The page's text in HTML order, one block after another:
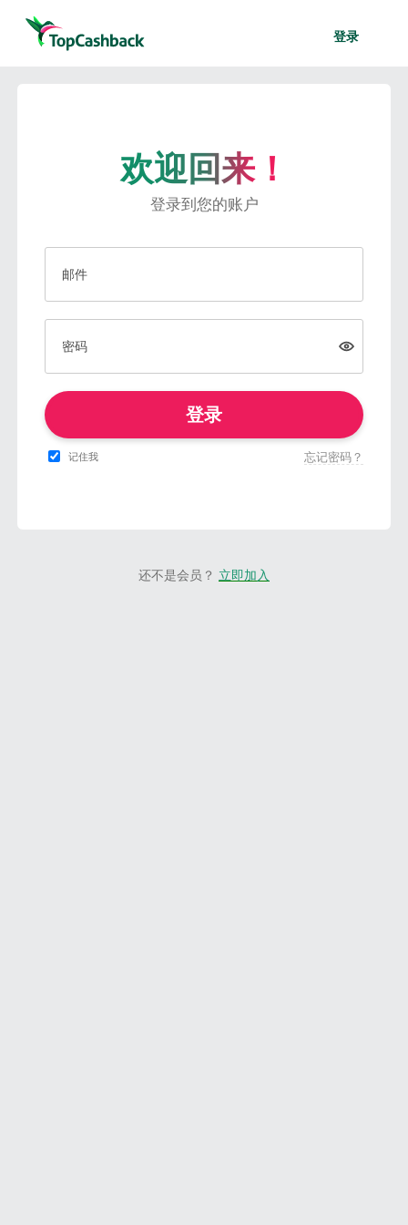
登录
欢迎回来！
登录到您的账户
邮件
密码
登录
记住我 忘记密码？
还不是会员？ 立即加入